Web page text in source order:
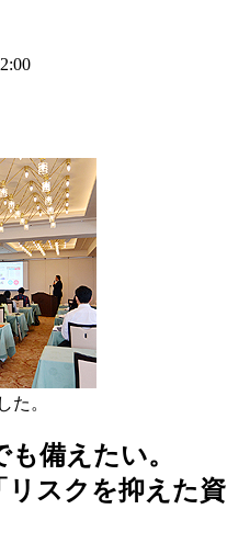
た。
備えたい。
リスクを抑えた資